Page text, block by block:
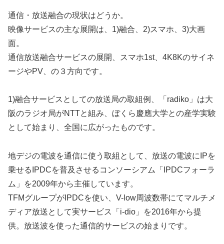
通信・放送融合の現状はどうか。
映像サービスの主な展開は、1)融合、2)スマホ、3)大画
面。
通信放送融合サービスの展開、スマホ1st、4K8Kのサイネ
ージやPV、の３方向です。
1)融合サービスとしての放送局の取組例、「radiko」は大
阪のラジオ局がNTTと組み、ぼくら慶應大学との産学実験
として始まり、全国に広がったものです。
地デジの電波を通信に使う取組として、放送の電波にIPを
乗せるIPDCを普及させるコンソーシアム「IPDCフォーラ
ム」を2009年から主催しています。
TFMグループがIPDCを使い、V-low周波数帯にてマルチメ
ディア放送として実サービス「i-dio」を2016年から提
供。放送波を使った通信的サービスの始まりです。